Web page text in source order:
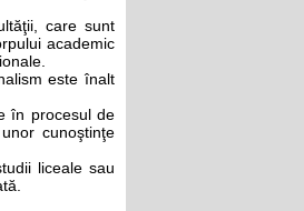
care sunt
academic
este înalt
în procesul de
cunoştinţe
liceale sau